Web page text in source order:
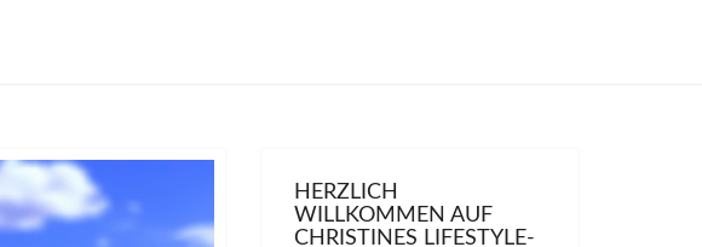
HERZLICH
WILLKOMMEN AUF
CHRISTINES LIFESTYLE-